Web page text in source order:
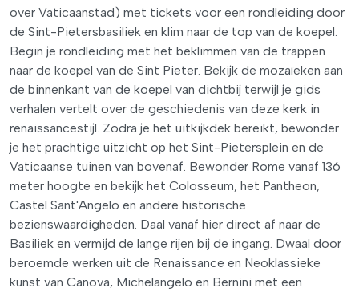
over Vaticaanstad) met tickets voor een rondleiding door
de Sint-Pietersbasiliek en klim naar de top van de koepel.
Begin je rondleiding met het beklimmen van de trappen
naar de koepel van de Sint Pieter. Bekijk de mozaïeken aan
de binnenkant van de koepel van dichtbij terwijl je gids
verhalen vertelt over de geschiedenis van deze kerk in
renaissancestijl. Zodra je het uitkijkdek bereikt, bewonder
je het prachtige uitzicht op het Sint-Pietersplein en de
Vaticaanse tuinen van bovenaf. Bewonder Rome vanaf 136
meter hoogte en bekijk het Colosseum, het Pantheon,
Castel Sant'Angelo en andere historische
bezienswaardigheden. Daal vanaf hier direct af naar de
Basiliek en vermijd de lange rijen bij de ingang. Dwaal door
beroemde werken uit de Renaissance en Neoklassieke
kunst van Canova, Michelangelo en Bernini met een